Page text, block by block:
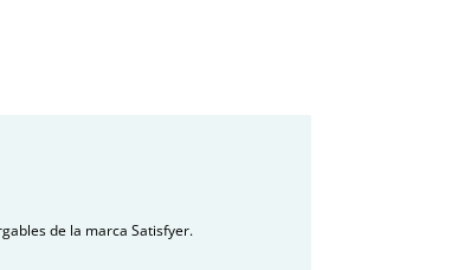
de la marca Satisfyer.